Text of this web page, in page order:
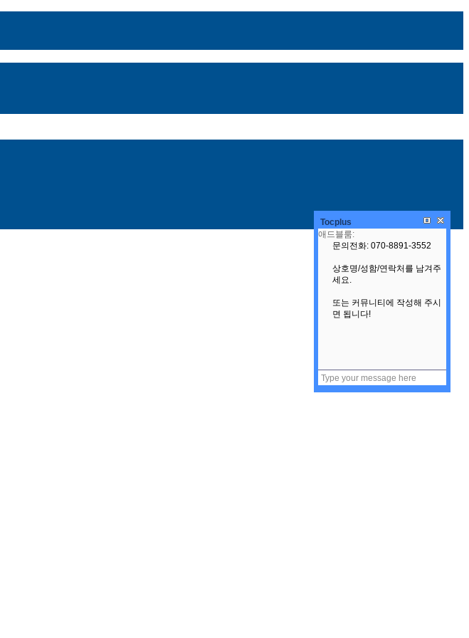
Tocplus